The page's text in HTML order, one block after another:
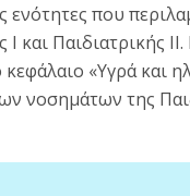
ενότητες που
Ι και Παιδιατρικής
«Υγρά και
νοσημάτων της